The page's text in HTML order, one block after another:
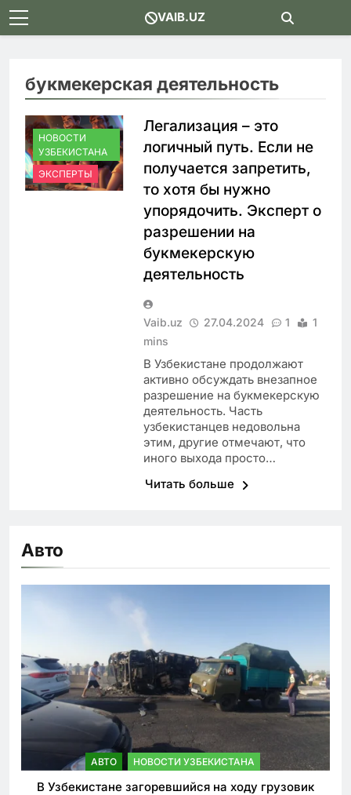
Skip
to
VAIB.UZ
букмекерская деятельность
НОВОСТИ
УЗБЕКИСТАНА
ЭКСПЕРТЫ
Легализация – это
логичный путь. Если не
получается запретить,
то хотя бы нужно
упорядочить. Эксперт о
разрешении на
букмекерскую
деятельность
Vaib.uz 27.04.2024 1
1
mins
В Узбекистане продолжают
активно обсуждать внезапное
разрешение на букмекерскую
деятельность. Часть
узбекистанцев недовольна
этим, другие отмечают, что
иного выхода просто…
Читать больше
Авто
АВТО НОВОСТИ УЗБЕКИСТАНА
В Узбекистане загоревшийся на ходу грузовик